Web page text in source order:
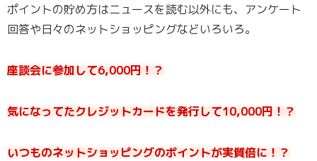
ポイントの貯め方はニュースを読む以外にも、アンケート
回答や日々のネットショッピングなどいろいろ。
座談会に参加して6,000円！？
気になってたクレジットカードを発行して10,000円！？
いつものネットショッピングのポイントが実質倍に！？